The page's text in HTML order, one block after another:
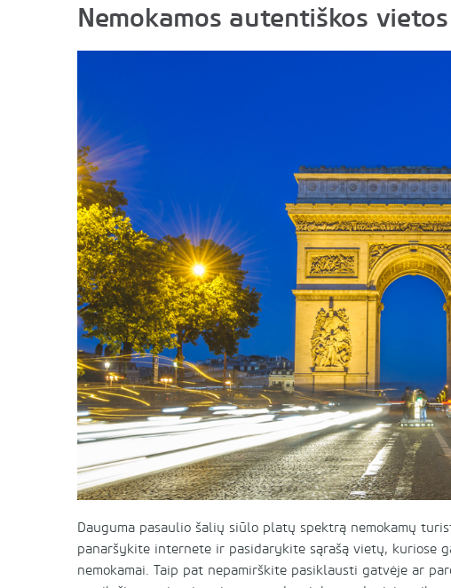
Nemokamos autentiškos vietos
Dauguma pasaulio šalių siūlo platų spektrą nemokamų
panaršykite internete ir pasidarykite sąrašą vietų, kuriose
nemokamai. Taip pat nepamirškite pasiklausti gatvėje ar